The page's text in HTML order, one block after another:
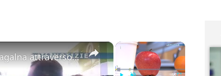
×
×
Valorizzare la Mela dell’Etna Deco di Ragalna attraverso centrifughe del salutare frutto. Principio